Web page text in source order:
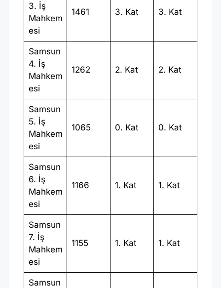
3. İş
Mahkem
esi
1461 3. Kat 3. Kat
Samsun
4. İş
Mahkem
esi
1262 2. Kat 2. Kat
Samsun
5. İş
Mahkem
esi
1065 0. Kat 0. Kat
Samsun
6. İş
Mahkem
esi
1166 1. Kat 1. Kat
Samsun
7. İş
Mahkem
esi
1155 1. Kat 1. Kat
Samsun